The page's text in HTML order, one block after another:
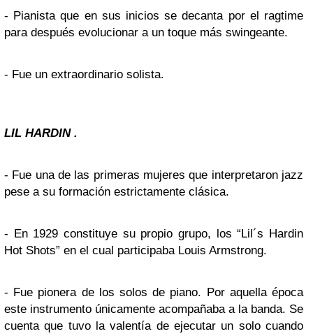
- Pianista que en sus inicios se decanta por el ragtime
para después evolucionar a un toque más swingeante.
- Fue un extraordinario solista.
LIL HARDIN .
- Fue una de las primeras mujeres que interpretaron jazz
pese a su formación estrictamente clásica.
- En 1929 constituye su propio grupo, los “Lil´s Hardin
Hot Shots” en el cual participaba Louis Armstrong.
- Fue pionera de los solos de piano. Por aquella época
este instrumento únicamente acompañaba a la banda. Se
cuenta que tuvo la valentía de ejecutar un solo cuando